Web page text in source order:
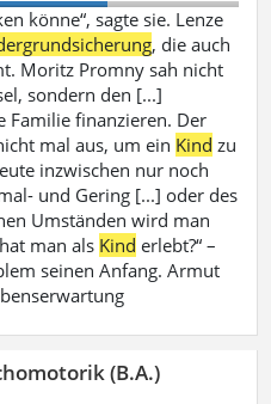
könne“, sagte sie. Lenze
, die auch
Moritz Promny sah nicht
sondern den [...]
Familie finanzieren. Der
mal aus, um ein Kind zu
inzwischen nur noch
und Gering [...] oder des
Umständen wird man
man als Kind erlebt?“ –
seinen Anfang. Armut
(B.A.)